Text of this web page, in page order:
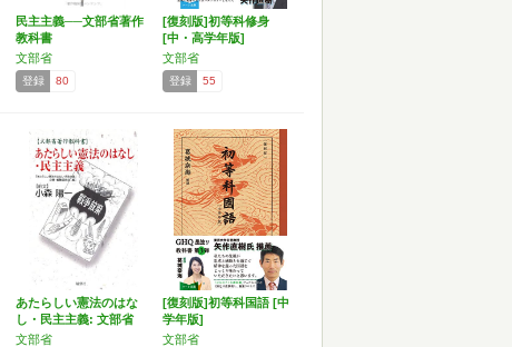
民主主義──文部省著作
教科書
文部省
登録 80
[復刻版]初等科修身
[中・高学年版]
文部省
登録 55
あたらしい憲法のはな
し・民主主義: 文部省
著…
文部省
[復刻版]初等科国語 [中
学年版]
文部省